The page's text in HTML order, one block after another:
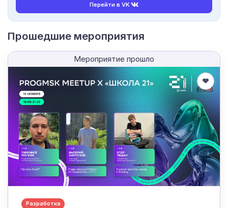
Перейти в VK
Прошедшие мероприятия
Мероприятие прошло
Разработка